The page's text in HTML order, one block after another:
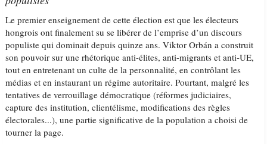
Le premier enseignement de cette élection est que les électeurs
hongrois ont finalement su se libérer de l’emprise d’un discours
populiste qui dominait depuis quinze ans. Viktor Orbán a construit
son pouvoir sur une rhétorique anti-élites, anti-migrants et anti-UE,
tout en entretenant un culte de la personnalité, en contrôlant les
médias et en instaurant un régime autoritaire. Pourtant, malgré les
tentatives de verrouillage démocratique (réformes judiciaires,
capture des institution, clientélisme, modifications des règles
électorales...), une partie significative de la population a choisi de
tourner la page.